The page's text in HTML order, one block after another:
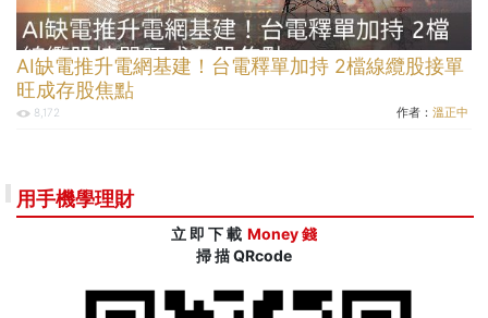
AI缺電推升電網基建！台電釋單加持 2檔線纜股接單
旺成存股焦點
8,172 作者： 溫正中
用手機學理財
立 即 下 載 Money 錢
掃 描 QRcode